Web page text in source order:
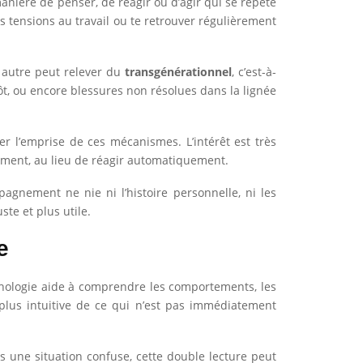
tensions au travail ou te retrouver régulièrement
peut relever du transgénérationnel, c’est-à-
ou encore blessures non résolues dans la lignée
de ces mécanismes. L’intérêt est très
au lieu de réagir automatiquement.
ne nie ni l’histoire personnelle, ni les
et plus utile.
aide à comprendre les comportements, les
intuitive de ce qui n’est pas immédiatement
une situation confuse, cette double lecture peut